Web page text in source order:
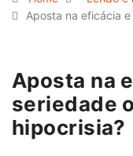
Aposta na eficácia
Aposta na
seriedade
hipocrisia?